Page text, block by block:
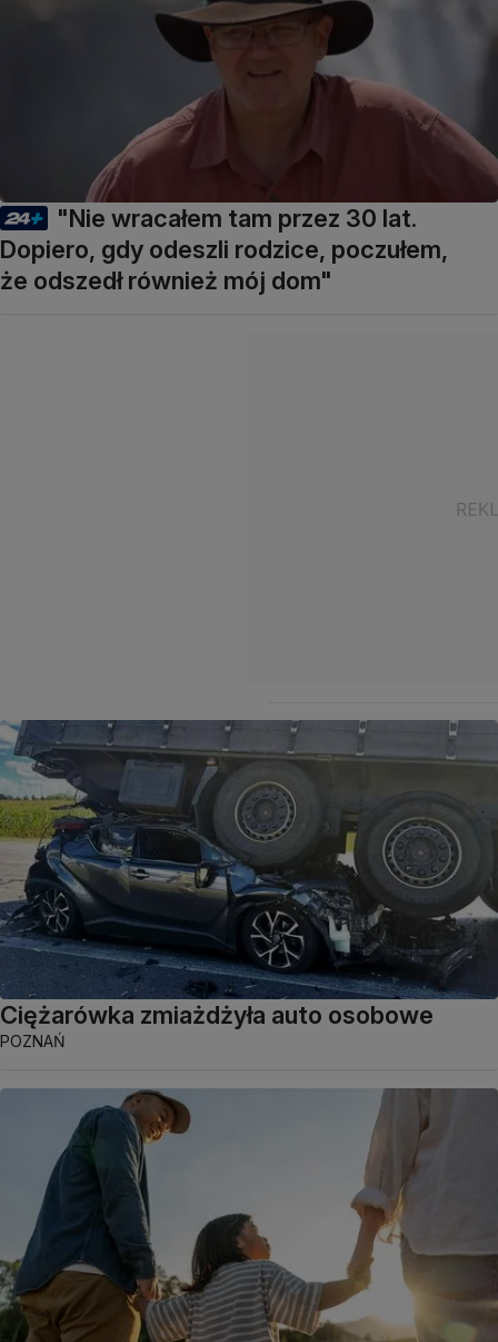
"Nie wracałem tam przez 30 lat.
Dopiero, gdy odeszli rodzice, poczułem,
że odszedł również mój dom"
Ciężarówka zmiażdżyła auto osobowe
POZNAŃ